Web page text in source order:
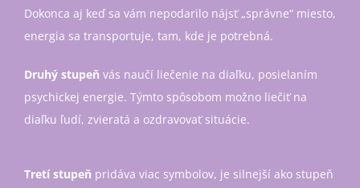
Dokonca aj keď sa vám nepodarilo nájsť „správne“ miesto,
energia sa transportuje, tam, kde je potrebná.
Druhý stupeň vás naučí liečenie na diaľku, posielaním
psychickej energie. Týmto spôsobom možno liečiť na
diaľku ľudí, zvieratá a ozdravovať situácie.
Tretí stupeň pridáva viac symbolov, je silnejší ako stupeň